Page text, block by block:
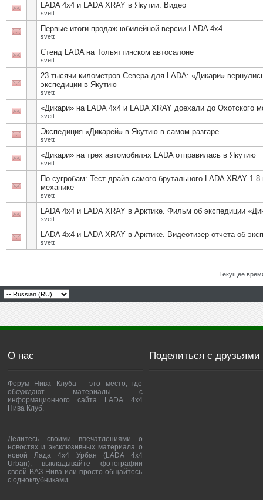
LADA 4x4 и LADA XRAY в Якутии. Видео
svett
Первые итоги продаж юбилейной версии LADA 4х4
svett
Стенд LADA на Тольяттинском автосалоне
svett
23 тысячи километров Севера для LADA: «Дикари»
экспедиции в Якутию
svett
«Дикари» на LADA 4x4 и LADA XRAY доехали до Охотского
svett
Экспедиция «Дикарей» в Якутию в самом разгаре
svett
«Дикари» на трех автомобилях LADA отправилась в Якутию
svett
По сугробам: Тест-драйв самого брутального LADA XRAY 1.8
механике
svett
LADA 4х4 и LADA XRAY в Арктике. Фильм об экспедиции
svett
LADA 4х4 и LADA XRAY в Арктике. Видеотизер отчета об
svett
Текущее
О нас
Форум Нива Клуба - это место, где
обсуждают материалы с
информационного сайта LADA 4x4
Нива Клуб.
Делитесь своими впечатлениями о
новостях и эксклюзивных материала о
новой Лада 4х4 Урбан (LADA 4x4
Urban), выкладывайте фотографии
своей ВАЗ Нива или просто общайтесь
с одноклубниками.
Поделиться с друзьями